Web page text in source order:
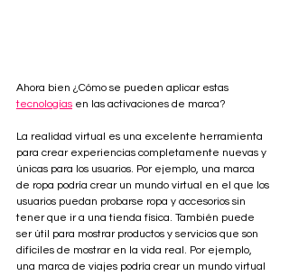
Ahora bien ¿Cómo se pueden aplicar estas
tecnologías en las activaciones de marca?
La realidad virtual es una excelente herramienta
para crear experiencias completamente nuevas y
únicas para los usuarios. Por ejemplo, una marca
de ropa podría crear un mundo virtual en el que los
usuarios puedan probarse ropa y accesorios sin
tener que ir a una tienda física. También puede
ser útil para mostrar productos y servicios que son
difíciles de mostrar en la vida real. Por ejemplo,
una marca de viajes podría crear un mundo virtual